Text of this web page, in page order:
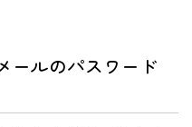
ールのパスワード